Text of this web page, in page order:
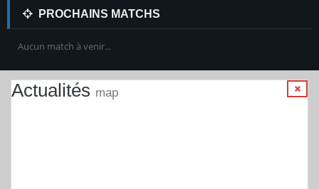
PROCHAINS MATCHS
Aucun match à venir...
Actualités map